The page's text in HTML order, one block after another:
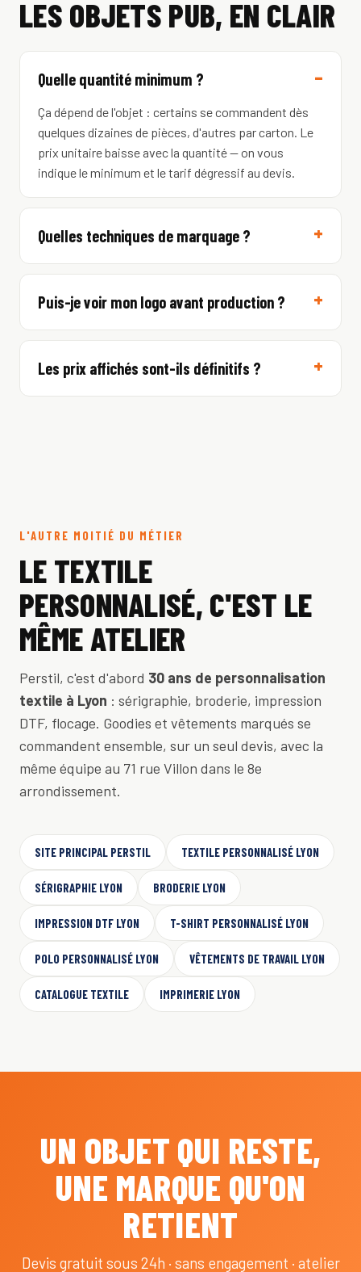
LES OBJETS PUB, EN CLAIR
Quelle quantité minimum ?
Ça dépend de l'objet : certains se commandent dès
quelques dizaines de pièces, d'autres par carton. Le
prix unitaire baisse avec la quantité — on vous
indique le minimum et le tarif dégressif au devis.
Quelles techniques de marquage ?
Puis-je voir mon logo avant production ?
Les prix affichés sont-ils définitifs ?
L'AUTRE MOITIÉ DU MÉTIER
LE TEXTILE
PERSONNALISÉ, C'EST LE
MÊME ATELIER
Perstil, c'est d'abord 30 ans de personnalisation
textile à Lyon : sérigraphie, broderie, impression
DTF, flocage. Goodies et vêtements marqués se
commandent ensemble, sur un seul devis, avec la
même équipe au 71 rue Villon dans le 8e
arrondissement.
SITE PRINCIPAL PERSTIL TEXTILE PERSONNALISÉ LYON
SÉRIGRAPHIE LYON BRODERIE LYON
IMPRESSION DTF LYON T-SHIRT PERSONNALISÉ LYON
POLO PERSONNALISÉ LYON VÊTEMENTS DE TRAVAIL LYON
CATALOGUE TEXTILE IMPRIMERIE LYON
UN OBJET QUI RESTE,
UNE MARQUE QU'ON
RETIENT
Devis gratuit sous 24h · sans engagement · atelier